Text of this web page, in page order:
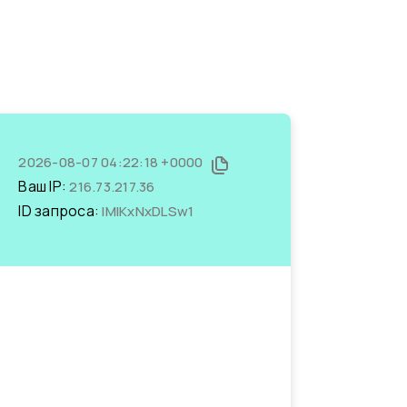
2026-08-07 04:22:18 +0000
Ваш IP:216.73.217.36
ID запроса:IMIKxNxDLSw1